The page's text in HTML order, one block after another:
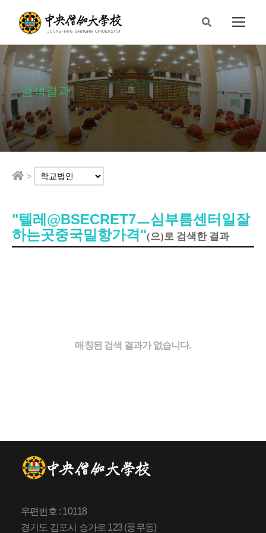
검색결과
>
"텔레@BSECRET7ㅡ심부름센터일잘
하는곳중국밀항가격"(으)로 검색한 결과
매칭된 검색 결과가 없습니다.
우편번호 : 10118
경기도 김포시 승가로 123 (풍무동)